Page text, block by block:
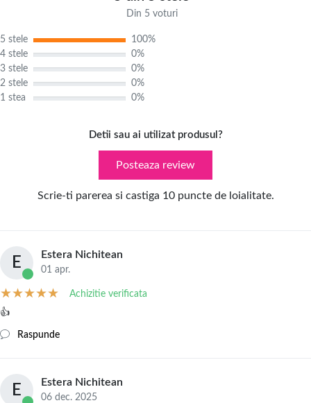
Din 5 voturi
5 stele
100%
4 stele
0%
3 stele
0%
2 stele
0%
1 stea
0%
Detii sau ai utilizat produsul?
Posteaza review
Scrie-ti parerea si castiga 10 puncte de loialitate.
E Estera Nichitean
01 apr.
Achizitie verificata
👍
Raspunde
E Estera Nichitean
06 dec. 2025